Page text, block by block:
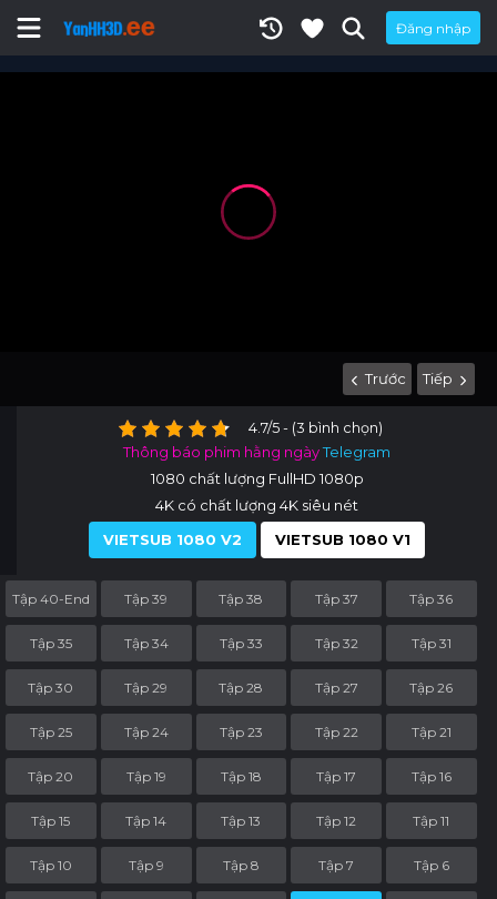
Đăng nhập
Trước Tiếp
4.7/5 - (3 bình chọn)
Thông báo phim hằng ngàyTelegram
1080 chất lượng FullHD 1080p
4K có chất lượng 4K siêu nét
VIETSUB 1080 V2
VIETSUB 1080 V1
Tập 40-End Tập 39 Tập 38 Tập 37 Tập 36
Tập 35 Tập 34 Tập 33 Tập 32 Tập 31
Tập 30 Tập 29 Tập 28 Tập 27 Tập 26
Tập 25 Tập 24 Tập 23 Tập 22 Tập 21
Tập 20 Tập 19 Tập 18 Tập 17 Tập 16
Tập 15 Tập 14 Tập 13 Tập 12 Tập 11
Tập 10 Tập 9 Tập 8 Tập 7 Tập 6